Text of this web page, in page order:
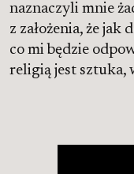
naznaczyli mnie
z założenia, że jak
co mi będzie
religią jest sztuka,